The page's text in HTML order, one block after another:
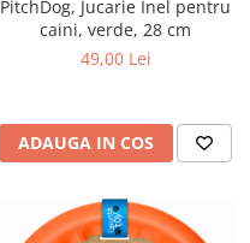
PitchDog, Jucarie Inel pentru
caini, verde, 28 cm
49,00 Lei
ADAUGA IN COS